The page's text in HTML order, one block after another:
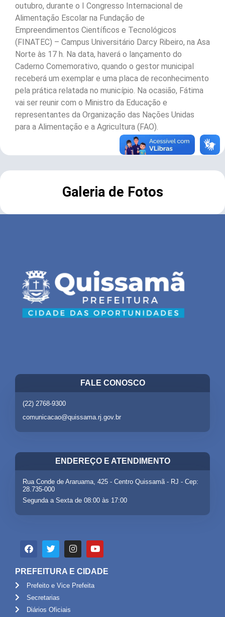
outubro, durante o I Congresso Internacional de
Alimentação Escolar na Fundação de
Empreendimentos Científicos e Tecnológicos
(FINATEC) – Campus Universitário Darcy Ribeiro, na Asa
Norte às 17 h. Na data, haverá o lançamento do
Caderno Comemorativo, quando o gestor municipal
receberá um exemplar e uma placa de reconhecimento
pela prática relatada no município. Na ocasião, Fátima
vai ser reunir com o Ministro da Educação e
representantes da Organização das Nações Unidas
para a Alimentação e a Agricultura (FAO).
Galeria de Fotos
FALE CONOSCO
(22) 2768-9300
comunicacao@quissama.rj.gov.br
ENDEREÇO E ATENDIMENTO
Rua Conde de Araruama, 425 - Centro Quissamã - RJ - Cep:
28.735-000
Segunda a Sexta de 08:00 às 17:00
PREFEITURA E CIDADE
Prefeito e Vice Prefeita
Secretarias
Diários Oficiais